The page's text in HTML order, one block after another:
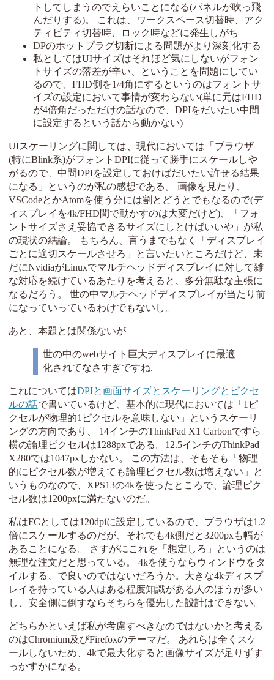
トしてしまうのでえらいことになる(パネルが吹っ飛
んだりする)。 これは、ワークスペース切替時、アク
ティビティ切替時、ロック時などに発生しがち
DPのホットプラグ切断による問題がより深刻化する
私としてはUIサイズはそれほど気にしないがフォン
トサイズの落差が辛い、ということを問題にしてい
るので、FHD側を1/4角にするというのはフォントサ
イズの設定において事情が変わらない(単に元はFHD
が4倍角だっただけの話なので、DPIをだいたい中間
に設定するという話から動かない)
UIスケーリングに関しては、現代においては「ブラウザ
(特にBlink系)がフォントDPIに従って勝手にスケールしや
がるので、中間DPIを設定しておけばだいたい許せる結果
になる」というのが私の感想である。 画像を見たり、
VSCodeとかAtomを使う分には割とどうとでもなるので(デ
ィスプレイを4k/FHD間で動かすのは大変だけど)、「フォ
ントサイズさえ妥協できるサイズにしとけばいいや」が私
の現状の結論。 もちろん、言うまでもなく「ディスプレイ
ごとに適切スケールさせろ」と言いたいところだけど、未
だにNvidiaがLinuxでマルチヘッドディスプレイに対して雑
な対応を続けているあたりを考えると、多分無駄な主張に
なるだろう。 世の中マルチヘッドディスプレイが当たり前
になっていっているわけでもないし。
あと、本題とは関係ないが
世の中のwebサイト巨大ディスプレイに最適
化されてなさすぎですね.
これについてはDPIと画面サイズとスケーリングとピクセ
ルの話で書いているけど、基本的に現代においては「1ピ
クセルが物理的1ピクセルを意味しない」というスケーリ
ングの方向であり、 14インチのThinkPad X1 Carbonですら
横の論理ピクセルは1288pxである。12.5インチのThinkPad
X280では1047pxしかない。 この方法は、そもそも「物理
的にピクセル数が増えても論理ピクセル数は増えない」と
いうものなので、XPS13の4kを使ったところで、論理ピク
セル数は1200pxに満たないのだ。
私はFCとしては120dpiに設定しているので、ブラウザは1.2
倍にスケールするのだが、それでも4k側だと3200pxも幅が
あることになる。 さすがにこれを「想定しろ」というのは
無理な注文だと思っている。 4kを使うならウィンドウをタ
イルする、で良いのではないだろうか。大きな4kディスプ
レイを持っている人はある程度知識がある人のほうが多い
し、安全側に倒すならそちらを優先した設計はできない。
どちらかといえば私が考慮すべきなのではないかと考える
のはChromium及びFirefoxのテーマだ。 あれらは全くスケ
ールしないため、4kで最大化すると画像サイズが足りずす
っかすかになる。